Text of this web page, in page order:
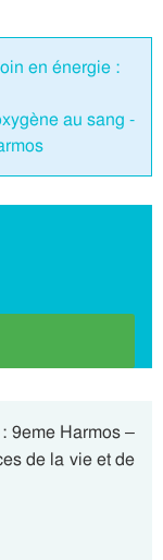
en énergie :
au sang -
9eme Harmos –
de la vie et de